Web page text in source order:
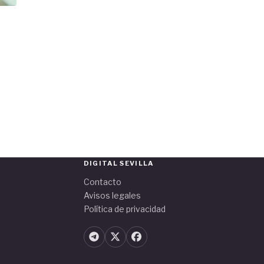
DIGITAL SEVILLA
Contacto
Avisos legales
Política de privacidad